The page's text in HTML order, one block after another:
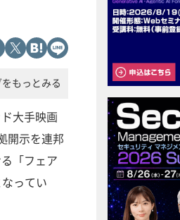
もっとみる
大手映画
開示を連邦
「フェア
ってい